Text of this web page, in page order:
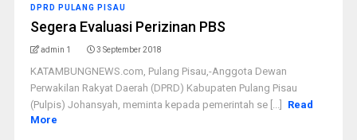
DPRD PULANG PISAU
Segera Evaluasi Perizinan PBS
admin 1 3 September 2018
KATAMBUNGNEWS.com, Pulang Pisau,-Anggota Dewan
Perwakilan Rakyat Daerah (DPRD) Kabupaten Pulang Pisau
(Pulpis) Johansyah, meminta kepada pemerintah se [...]
Read
More